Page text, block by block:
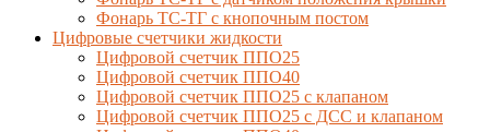
Фонарь ТС-ТГ с кнопочным постом
Цифровые счетчики жидкости
Цифровой счетчик ППО25
Цифровой счетчик ППО40
Цифровой счетчик ППО25 с клапаном
Цифровой счетчик ППО25 с ДСС и клапаном